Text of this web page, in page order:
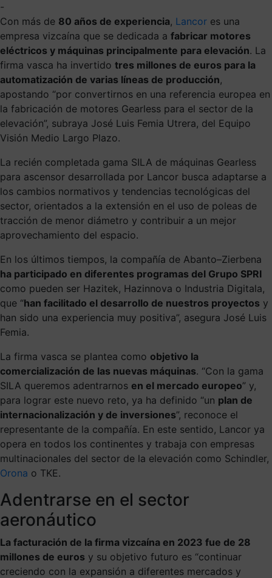
-
Con más de 80 años de experiencia, Lancor es una
empresa vizcaína que se dedicada a fabricar motores
eléctricos y máquinas principalmente para elevación. La
firma vasca ha invertido tres millones de euros para la
automatización de varias líneas de producción,
apostando “por convertirnos en una referencia europea en
la fabricación de motores Gearless para el sector de la
elevación”, subraya José Luis Femia Utrera, del Equipo
Visión Medio Largo Plazo.
La recién completada gama SILA de máquinas Gearless
para ascensor desarrollada por Lancor busca adaptarse a
los cambios normativos y tendencias tecnológicas del
sector, orientados a la extensión en el uso de poleas de
tracción de menor diámetro y contribuir a un mejor
aprovechamiento del espacio.
En los últimos tiempos, la compañía de Abanto–Zierbena
ha participado en diferentes programas del Grupo SPRI
como pueden ser Hazitek, Hazinnova o Industria Digitala,
que “han facilitado el desarrollo de nuestros proyectos y
han sido una experiencia muy positiva”, asegura José Luis
Femia.
La firma vasca se plantea como objetivo la
comercialización de las nuevas máquinas. “Con la gama
SILA queremos adentrarnos en el mercado europeo” y,
para lograr este nuevo reto, ya ha definido “un plan de
internacionalización y de inversiones”, reconoce el
representante de la compañía. En este sentido, Lancor ya
opera en todos los continentes y trabaja con empresas
multinacionales del sector de la elevación como Schindler,
Orona o TKE.
Adentrarse en el sector
aeronáutico
La facturación de la firma vizcaína en 2023 fue de 28
millones de euros y su objetivo futuro es “continuar
creciendo con la expansión a diferentes mercados y